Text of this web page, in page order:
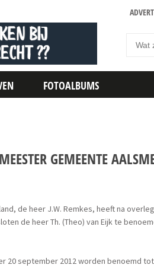
FOTOALBUMS
GEMEENTE
de heer J.W. Remkes, heeft na
de heer Th. (Theo) van Eijk te
20 september 2012 worden benoemd